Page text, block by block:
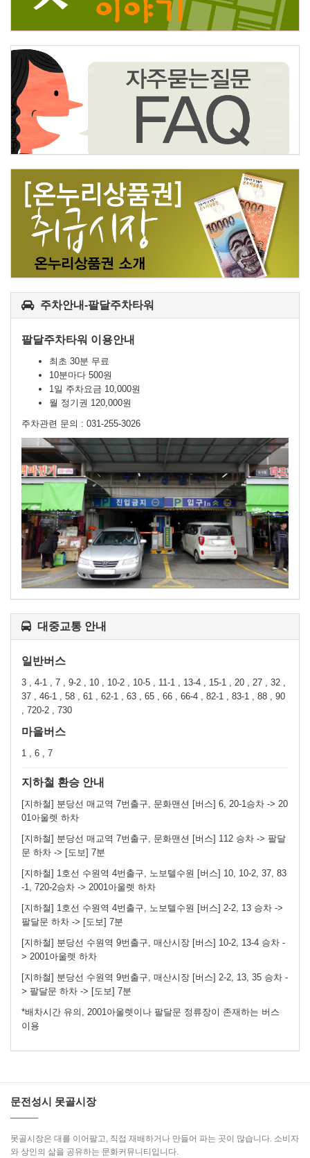
주차안내-팔달주차타워
팔달주차타워 이용안내
최초 30분 무료
10분마다 500원
1일 주차요금 10,000원
월 정기권 120,000원
주차관련 문의 : 031-255-3026
대중교통 안내
일반버스
3 , 4-1 , 7 , 9-2 , 10 , 10-2 , 10-5 , 11-1 , 13-4 , 15-1 , 20 , 27 , 32 ,
37 , 46-1 , 58 , 61 , 62-1 , 63 , 65 , 66 , 66-4 , 82-1 , 83-1 , 88 , 90
, 720-2 , 730
마을버스
1 , 6 , 7
지하철 환승 안내
[지하철] 분당선 매교역 7번출구, 문화맨션 [버스] 6, 20-1승차 -> 20
01아울렛 하차
[지하철] 분당선 매교역 7번출구, 문화맨션 [버스] 112 승차 -> 팔달
문 하차 -> [도보] 7분
[지하철] 1호선 수원역 4번출구, 노보텔수원 [버스] 10, 10-2, 37, 83
-1, 720-2승차 -> 2001아울렛 하차
[지하철] 1호선 수원역 4번출구, 노보텔수원 [버스] 2-2, 13 승차 ->
팔달문 하차 -> [도보] 7분
[지하철] 분당선 수원역 9번출구, 매산시장 [버스] 10-2, 13-4 승차 -
> 2001아울렛 하차
[지하철] 분당선 수원역 9번출구, 매산시장 [버스] 2-2, 13, 35 승차 -
> 팔달문 하차 -> [도보] 7분
*배차시간 유의, 2001아울렛이나 팔달문 정류장이 존재하는 버스
이용
문전성시 못골시장
못골시장은 대를 이어팔고, 직접 재배하거나 만들어 파는 곳이 많습니다. 소비자
와 상인의 삶을 공유하는 문화커뮤니티입니다.